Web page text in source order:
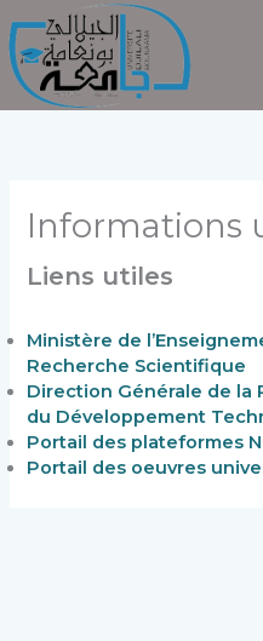
au
contenu
Informations
Liens utiles
Ministère de
Recherche Scientifique
Direction Générale de
du Développement
Portail des plateformes
Portail des oeuvres